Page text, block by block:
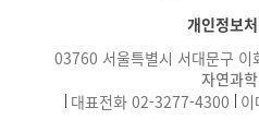
개인정보
03760 서울특별시 서대문구 이
자연과
대표전화 02-3277-4300 이